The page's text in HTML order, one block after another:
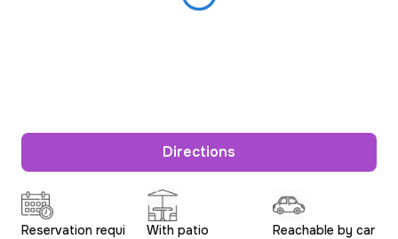
Reservation requi
With patio Reachable by car
Directions